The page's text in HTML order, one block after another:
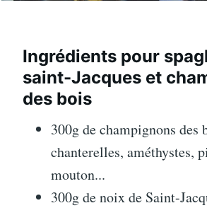
Ingrédients pour
saint-Jacques et
des bois
300g de champignons
chanterelles, améthystes,
mouton...
300g de noix de Saint-